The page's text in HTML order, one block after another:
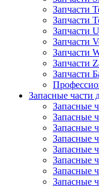
Запчасти
Запчасти
Запчасти
Запчасти
Запчасти
Запчасти
Запчасти
Запасные
Запасные
Запасные
Запасные
Запасные
Запасные
Запасные
Запасные
Запасные